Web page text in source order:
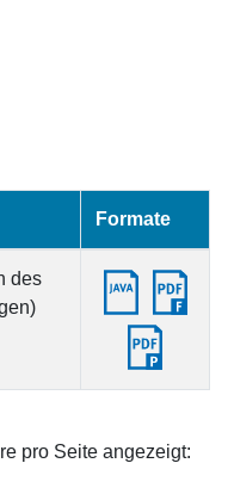
Formate
des
pro Seite angezeigt: